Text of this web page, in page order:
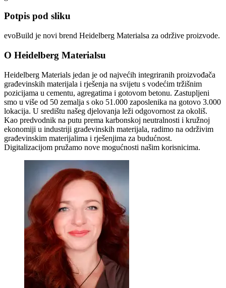
Potpis pod sliku
evoBuild je novi brend Heidelberg Materialsa za održive proizvode.
O Heidelberg Materialsu
Heidelberg Materials jedan je od najvećih integriranih proizvođača
građevinskih materijala i rješenja na svijetu s vodećim tržišnim
pozicijama u cementu, agregatima i gotovom betonu. Zastupljeni
smo u više od 50 zemalja s oko 51.000 zaposlenika na gotovo 3.000
lokacija. U središtu našeg djelovanja leži odgovornost za okoliš.
Kao predvodnik na putu prema karbonskoj neutralnosti i kružnoj
ekonomiji u industriji građevinskih materijala, radimo na održivim
građevinskim materijalima i rješenjima za budućnost.
Digitalizacijom pružamo nove mogućnosti našim korisnicima.